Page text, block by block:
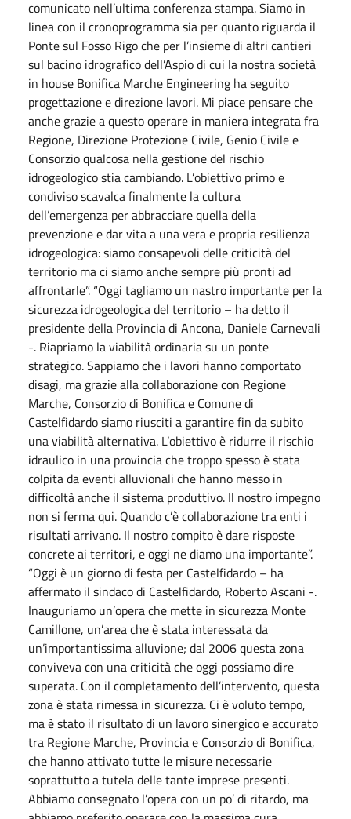
comunicato nell’ultima conferenza stampa. Siamo in
linea con il cronoprogramma sia per quanto riguarda il
Ponte sul Fosso Rigo che per l’insieme di altri cantieri
sul bacino idrografico dell’Aspio di cui la nostra società
in house Bonifica Marche Engineering ha seguito
progettazione e direzione lavori. Mi piace pensare che
anche grazie a questo operare in maniera integrata fra
Regione, Direzione Protezione Civile, Genio Civile e
Consorzio qualcosa nella gestione del rischio
idrogeologico stia cambiando. L’obiettivo primo e
condiviso scavalca finalmente la cultura
dell’emergenza per abbracciare quella della
prevenzione e dar vita a una vera e propria resilienza
idrogeologica: siamo consapevoli delle criticità del
territorio ma ci siamo anche sempre più pronti ad
affrontarle”. “Oggi tagliamo un nastro importante per la
sicurezza idrogeologica del territorio – ha detto il
presidente della Provincia di Ancona, Daniele Carnevali
-. Riapriamo la viabilità ordinaria su un ponte
strategico. Sappiamo che i lavori hanno comportato
disagi, ma grazie alla collaborazione con Regione
Marche, Consorzio di Bonifica e Comune di
Castelfidardo siamo riusciti a garantire fin da subito
una viabilità alternativa. L’obiettivo è ridurre il rischio
idraulico in una provincia che troppo spesso è stata
colpita da eventi alluvionali che hanno messo in
difficoltà anche il sistema produttivo. Il nostro impegno
non si ferma qui. Quando c’è collaborazione tra enti i
risultati arrivano. Il nostro compito è dare risposte
concrete ai territori, e oggi ne diamo una importante”.
“Oggi è un giorno di festa per Castelfidardo – ha
affermato il sindaco di Castelfidardo, Roberto Ascani -.
Inauguriamo un’opera che mette in sicurezza Monte
Camillone, un’area che è stata interessata da
un’importantissima alluvione; dal 2006 questa zona
conviveva con una criticità che oggi possiamo dire
superata. Con il completamento dell’intervento, questa
zona è stata rimessa in sicurezza. Ci è voluto tempo,
ma è stato il risultato di un lavoro sinergico e accurato
tra Regione Marche, Provincia e Consorzio di Bonifica,
che hanno attivato tutte le misure necessarie
soprattutto a tutela delle tante imprese presenti.
Abbiamo consegnato l’opera con un po’ di ritardo, ma